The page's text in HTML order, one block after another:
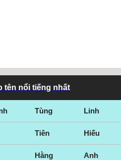
tên nổi tiếng nhất
Tùng Linh
Tiên Hiếu
Hằng Anh